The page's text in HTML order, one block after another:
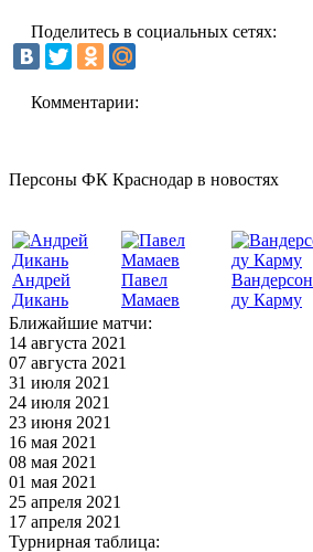
Поделитесь в социальных сетях:
Комментарии:
Персоны ФК Краснодар в новостях
Андрей
Дикань
Павел
Мамаев
Вандерсон
ду Карму
Ближайшие матчи:
14 августа 2021
07 августа 2021
31 июля 2021
24 июля 2021
23 июня 2021
16 мая 2021
08 мая 2021
01 мая 2021
25 апреля 2021
17 апреля 2021
Турнирная таблица: